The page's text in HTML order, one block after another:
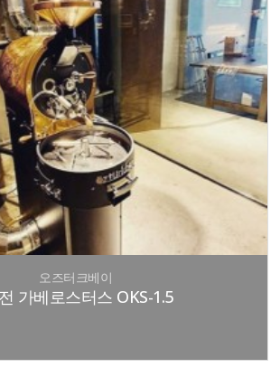
오즈터크베이
가베로스터스 OKS-1.5